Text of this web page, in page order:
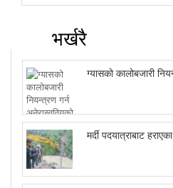
भर्खरै
ग्यासको कालोबजारी
मर्दी पदयात्राबाट